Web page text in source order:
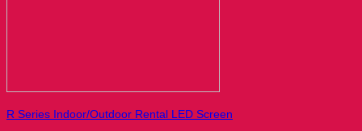
R Series Indoor/Outdoor Rental LED Screen